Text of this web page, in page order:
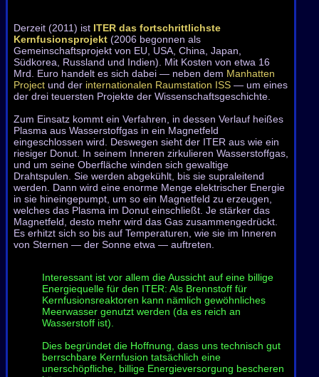
Derzeit (2011) ist ITER das fortschrittlichste
Kernfusionsprojekt (2006 begonnen als
Gemeinschaftsprojekt von EU, USA, China, Japan,
Südkorea, Russland und Indien). Mit Kosten von etwa 16
Mrd. Euro handelt es sich dabei — neben dem Manhatten
Project und der internationalen Raumstation ISS — um eines
der drei teuersten Projekte der Wissenschaftsgeschichte.
Zum Einsatz kommt ein Verfahren, in dessen Verlauf heißes
Plasma aus Wasserstoffgas in ein Magnetfeld
eingeschlossen wird. Deswegen sieht der ITER aus wie ein
riesiger Donut. In seinem Inneren zirkulieren Wasserstoffgas,
und um seine Oberfläche winden sich gewaltige
Drahtspulen. Sie werden abgekühlt, bis sie supraleitend
werden. Dann wird eine enorme Menge elektrischer Energie
in sie hineingepumpt, um so ein Magnetfeld zu erzeugen,
welches das Plasma im Donut einschließt. Je stärker das
Magnetfeld, desto mehr wird das Gas zusammengedrückt.
Es erhitzt sich so bis auf Temperaturen, wie sie im Inneren
von Sternen — der Sonne etwa — auftreten.
Interessant ist vor allem die Aussicht auf eine billige
Energiequelle für den ITER: Als Brennstoff für
Kernfusionsreaktoren kann nämlich gewöhnliches
Meerwasser genutzt werden (da es reich an
Wasserstoff ist).
Dies begründet die Hoffnung, dass uns technisch gut
berrschbare Kernfusion tatsächlich eine
unerschöpfliche, billige Energieversorgung bescheren